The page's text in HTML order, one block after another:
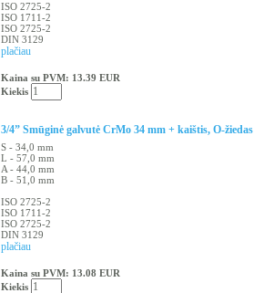
ISO 2725-2
ISO 1711-2
ISO 2725-2
DIN 3129
plačiau
Kaina su PVM: 13.39 EUR
Kiekis
3/4” Smūginė galvutė CrMo 34 mm + kaištis, O-žiedas
S - 34,0 mm
L - 57,0 mm
A - 44,0 mm
B - 51,0 mm
ISO 2725-2
ISO 1711-2
ISO 2725-2
DIN 3129
plačiau
Kaina su PVM: 13.08 EUR
Kiekis